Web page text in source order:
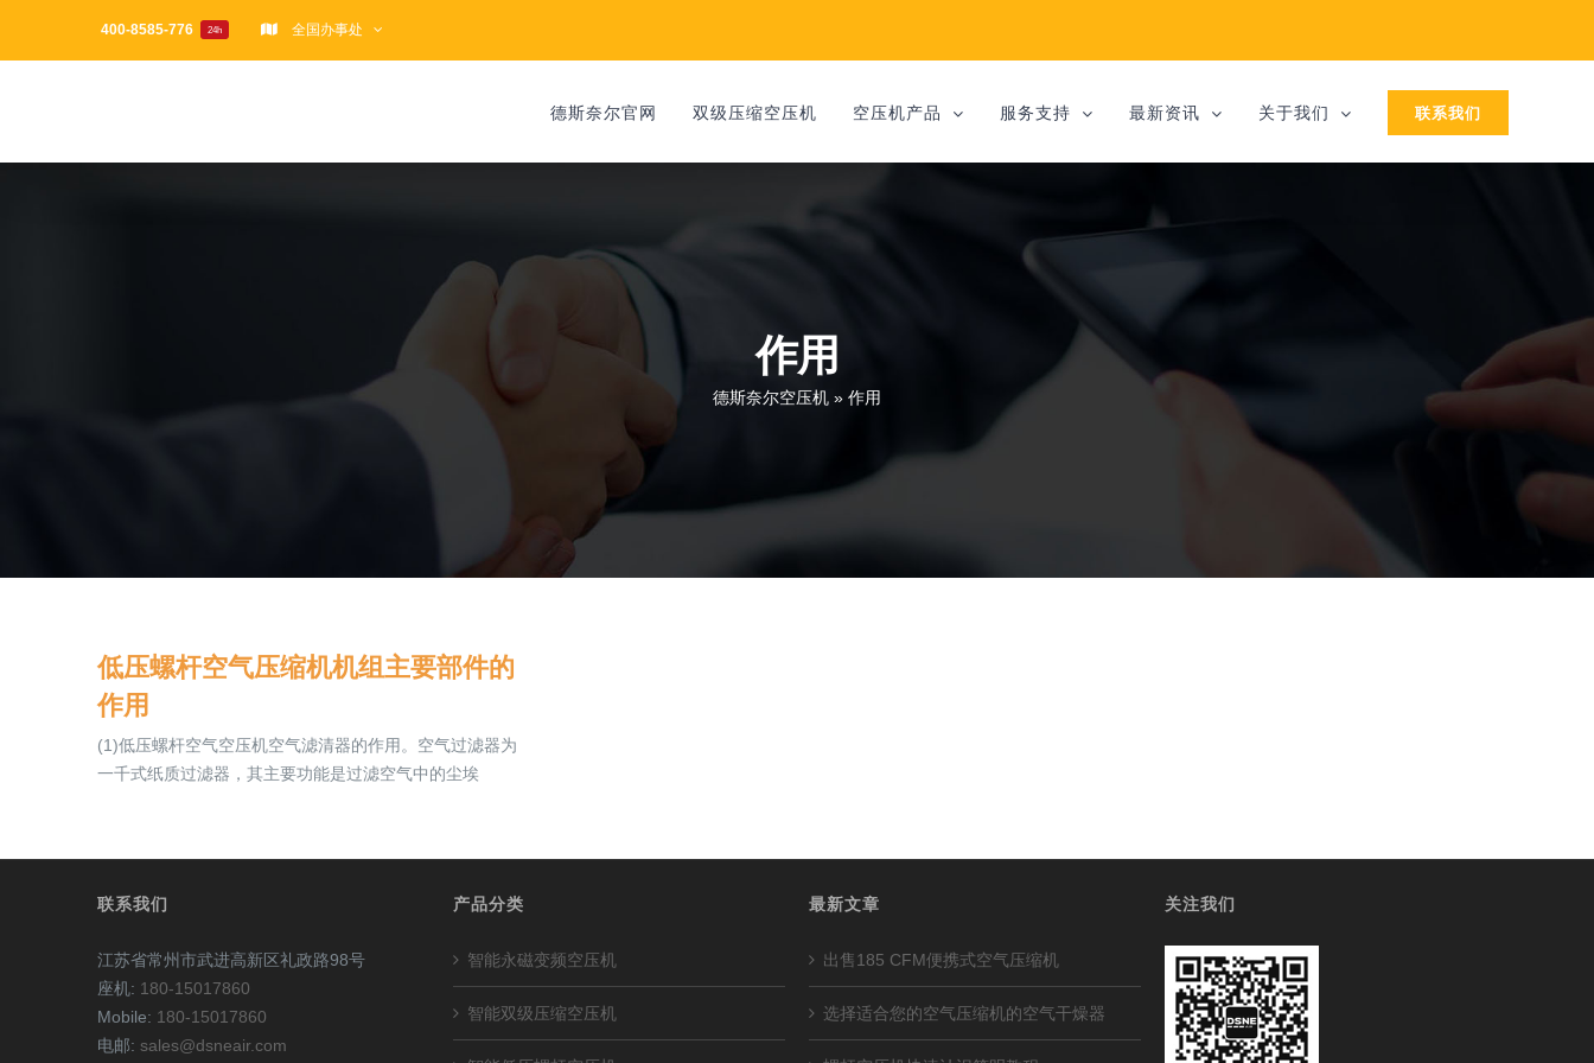
400-8585-776 24h 全国办事处
德斯奈尔官网 双级压缩空压机 空压机产品 服务支持 最新资讯 关于我们 联系我们
作用
德斯奈尔空压机 » 作用
低压螺杆空气压缩机机组主要部件的
作用
(1)低压螺杆空气空压机空气滤清器的作用。空气过滤器为
一千式纸质过滤器，其主要功能是过滤空气中的尘埃
联系我们
江苏省常州市武进高新区礼政路98号
座机: 180-15017860
Mobile: 180-15017860
电邮: sales@dsneair.com
产品分类
智能永磁变频空压机
智能双级压缩空压机
最新文章
出售185 CFM便携式空气压缩机
选择适合您的空气压缩机的空气干燥器
关注我们